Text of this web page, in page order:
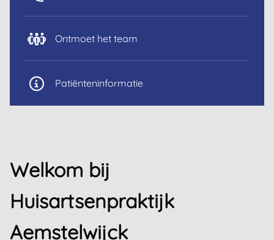
Ontmoet het team
Patiënteninformatie
Welkom bij
Huisartsenpraktijk
Aemstelwijck